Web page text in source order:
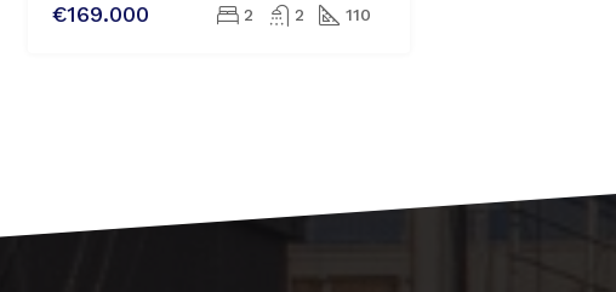
€169.000 2 2 110